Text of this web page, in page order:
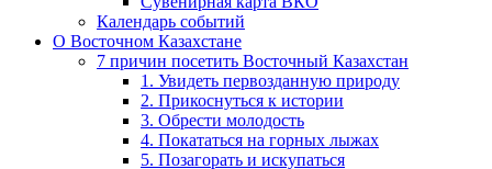
Календарь событий
О Восточном Казахстане
7 причин посетить Восточный Казахстан
1. Увидеть первозданную природу
2. Прикоснуться к истории
3. Обрести молодость
4. Покататься на горных лыжах
5. Позагорать и искупаться